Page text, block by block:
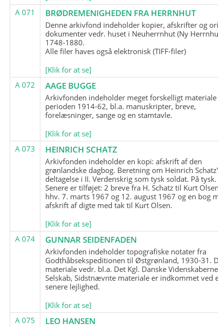
A 071
BRØDREMENIGHEDEN FRA HERRNHUT
Denne arkivfond indeholder kopier, afskrifter og
dokumenter vedr. huset i Neuherrnhut (Ny
1748-1880.
Alle filer haves også elektronisk (TIFF-filer)
[Klik for at se]
A 072
AAGE BUGGE
Arkivfonden indeholder meget forskelligt
perioden 1914-62, bl.a. manuskripter, breve,
forelæsninger, sange og en stamtavle.
[Klik for at se]
A 073
HEINRICH SCHATZ
Arkivfonden indeholder en kopi: afskrift af den
grønlandske dagbog. Beretning om Heinrich Schatz'
deltagelse i II. Verdenskrig som tysk soldat. På tysk.
Senere er tilføjet: 2 breve fra H. Schatz til Kurt
hhv. 7. marts 1967 og 12. august 1967 og en bog
afskrift af digte med tak til Kurt Olsen.
[Klik for at se]
A 074
GUNNAR SEIDENFADEN
Arkivfonden indeholder topografiske notater fra
Godthåbsekspeditionen til Østgrønland, 1930-31.
materiale vedr. bl.a. Det Kgl. Danske
Selskab, Sidstnævnte materiale er indkommet ved
senere lejlighed.
[Klik for at se]
A 075
LEO HANSEN